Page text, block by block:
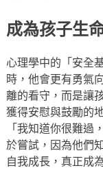
成為孩子生
心理學中的「安全
時，他會更有勇氣
離的看守，而是讓
獲得安慰與鼓勵的
「我知道你很難
於嘗試，因為他們
自我成長，真正成